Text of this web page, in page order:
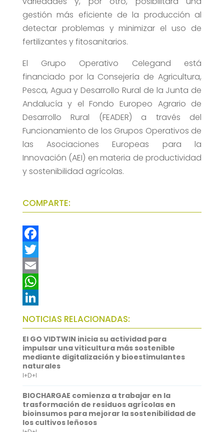
gestión más eficiente de la producción al
detectar problemas y minimizar el uso de
fertilizantes y fitosanitarios.
El Grupo Operativo Celegand está
financiado por la Consejería de Agricultura,
Pesca, Agua y Desarrollo Rural de la Junta de
Andalucía y el Fondo Europeo Agrario de
Desarrollo Rural (FEADER) a través del
Funcionamiento de los Grupos Operativos de
las Asociaciones Europeas para la
Innovación (AEI) en materia de productividad
y sostenibilidad agrícolas.
COMPARTE:
F
a
c
e
b
o
o
k
T
w
t
t
e
r
E
m
a
i
l
W
h
a
t
s
A
p
p
L
i
n
k
e
d
I
n
NOTICIAS RELACIONADAS:
El GO VIDTWIN inicia su actividad para
impulsar una viticultura más sostenible
mediante digitalización y bioestimulantes
naturales
I+D+I
BIOCHARGAE comienza a trabajar en la
trasformación de residuos agrícolas en
bioinsumos para mejorar la sostenibilidad de
los cultivos leñosos